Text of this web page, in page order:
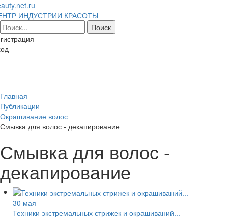
ИНДУСТРИИ КРАСОТЫ
Главная
Публикации
Окрашивание волос
Смывка для волос - декапирование
Смывка для волос -
декапирование
30 мая
Техники экстремальных стрижек и окрашиваний...